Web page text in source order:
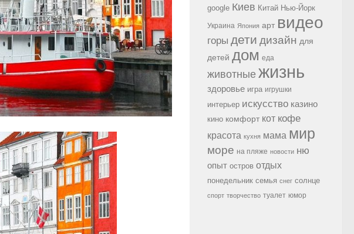
google Киев Китай Нью-Йорк
Украина Япония арт видео
горы дети дизайн для
детей дом еда
животные жизнь
здоровье игра игрушки
интерьер искусство казино
кино комфорт кот кофе
красота кухня мама мир
море на пляже новости ню
опыт остров отдых
понедельник семья снег солнце
спорт творчество туалет юмор